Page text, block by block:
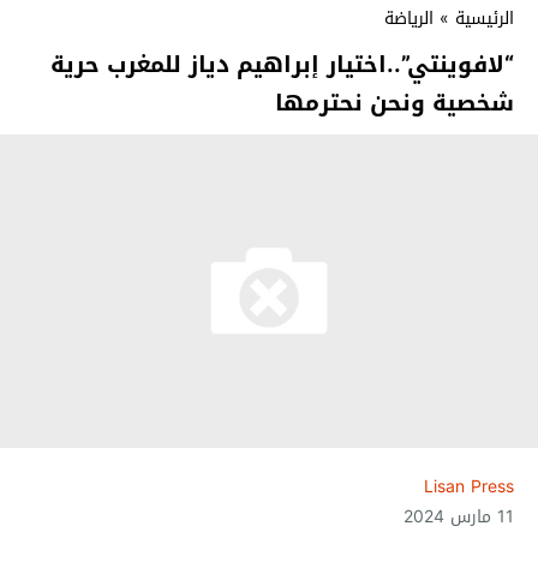
الرئيسية » الرياضة
“لافوينتي”..اختيار إبراهيم دياز للمغرب حرية
شخصية ونحن نحترمها
Lisan Press
11 مارس 2024